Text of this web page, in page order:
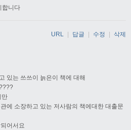
합니다
있는 쓰쓰이 늙은이 책에 대해
만
에 소장하고 있는 저사람의 책에대한 대출문
어서요
URL 답글 수정 삭제